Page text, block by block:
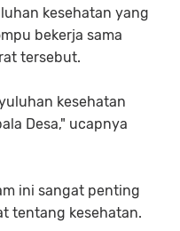
kesehatan yang
bekerja sama
tersebut.
kesehatan
Desa," ucapnya
ini sangat penting
tentang kesehatan.